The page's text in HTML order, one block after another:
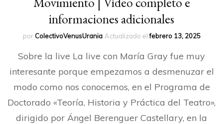
informaciones adicionales
porColectivoVenusUrania Actualizado elfebrero 13, 2025
Sobre la live La live con María Gray fue muy
interesante porque empezamos a desmenuzar el
modo como nos conocemos, en el Programa de
Doctorado «Teoría, Historia y Práctica del Teatro»,
dirigido por Ángel Berenguer Castellary, en la